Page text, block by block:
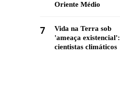
Oriente Médio
7
Vida na Terra sob
'ameaça existencial':
cientistas climáticos